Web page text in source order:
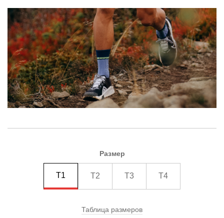
Размер
T1 T2 T3 T4
Таблица размеров